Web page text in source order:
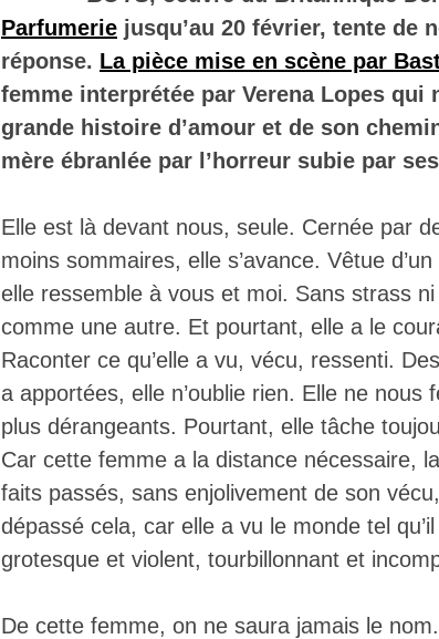
Parfumerie jusqu’au 20 février, tente de
réponse. La pièce mise en scène par
femme interprétée par Verena Lopes qui
grande histoire d’amour et de son
mère ébranlée par l’horreur subie par
Elle est là devant nous, seule. Cernée par
moins sommaires, elle s’avance. Vêtue
elle ressemble à vous et moi. Sans strass
comme une autre. Et pourtant, elle a le
Raconter ce qu’elle a vu, vécu, ressenti.
a apportées, elle n’oublie rien. Elle ne nous
plus dérangeants. Pourtant, elle tâche
Car cette femme a la distance nécessaire,
faits passés, sans enjolivement de son
dépassé cela, car elle a vu le monde tel
grotesque et violent, tourbillonnant et
De cette femme, on ne saura jamais le